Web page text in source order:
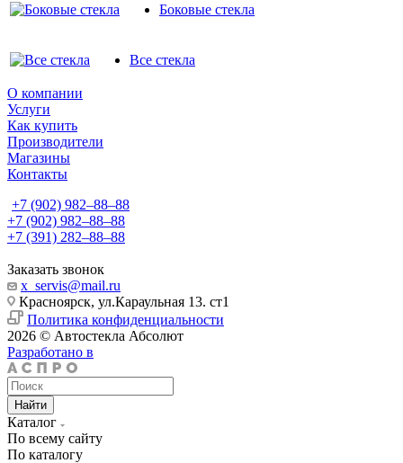
Боковые стекла
Все стекла
О компании
Услуги
Как купить
Производители
Магазины
Контакты
+7 (902) 982‒88‒88
+7 (902) 982‒88‒88
+7 (391) 282‒88‒88
Заказать звонок
x_servis@mail.ru
Красноярск, ул.Караульная 13. ст1
Политика конфиденциальности
2026 © Автостекла Абсолют
Разработано в
Найти
Каталог
По всему сайту
По каталогу